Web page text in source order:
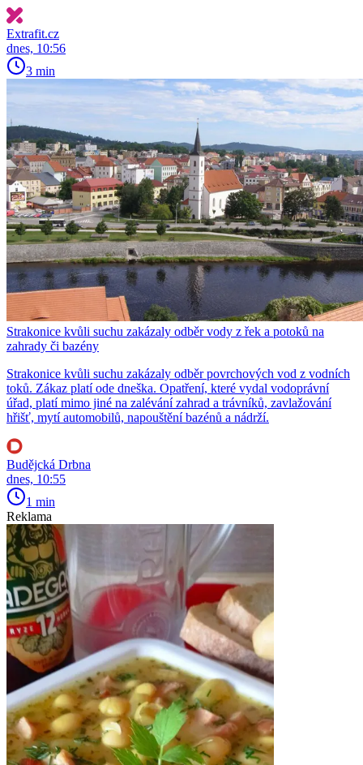
Extrafit.cz
dnes, 10:56
3 min
Strakonice kvůli suchu zakázaly odběr vody z řek a potoků na
zahrady či bazény
Strakonice kvůli suchu zakázaly odběr povrchových vod z vodních
toků. Zákaz platí ode dneška. Opatření, které vydal vodoprávní
úřad, platí mimo jiné na zalévání zahrad a trávníků, zavlažování
hřišť, mytí automobilů, napouštění bazénů a nádrží.
Budějcká Drbna
dnes, 10:55
1 min
Reklama